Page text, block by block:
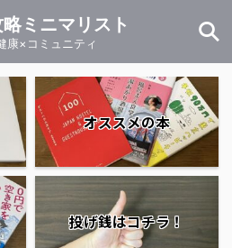
ミニマリスト
康×コミュニティ
オススメの本
投げ銭はコチラ！